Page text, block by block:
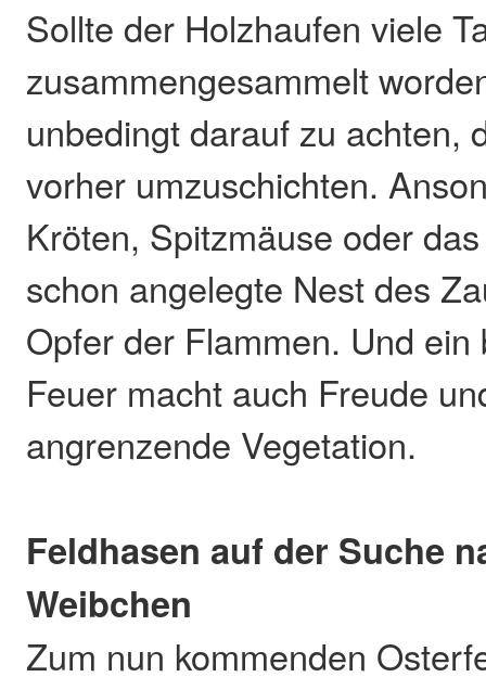
Sollte der Holzhaufen viele
zusammengesammelt
unbedingt darauf zu achten,
vorher umzuschichten.
Kröten, Spitzmäuse oder
schon angelegte Nest des
Opfer der Flammen. Und ein
Feuer macht auch Freude
angrenzende Vegetation.
Feldhasen auf der Suche
Weibchen
Zum nun kommenden